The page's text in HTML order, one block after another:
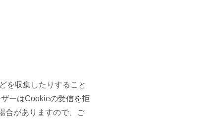
を収集したりすること
ーはCookieの受信を拒
合がありますので、ご